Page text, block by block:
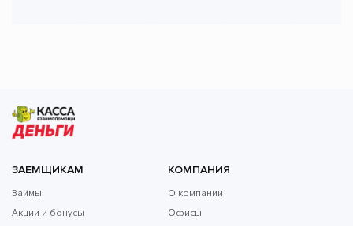
ЗАЕМЩИКАМ
Займы
Акции и бонусы
КОМПАНИЯ
О компании
Офисы